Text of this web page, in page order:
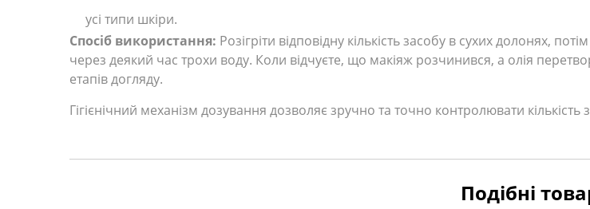
усі типи шкіри.
Спосіб використання: Розігріти відповідну кількість засобу в сухих долонях,
через деякий час трохи воду. Коли відчуєте, що макіяж розчинився, а олія
етапів догляду.
Гігієнічний механізм дозування дозволяє зручно та точно контролювати кількість
Подібні